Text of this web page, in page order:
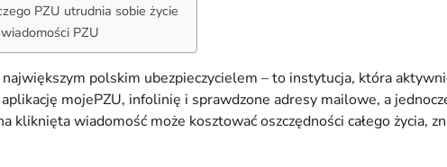
PZU utrudnia sobie życie
PZU
polskim ubezpieczycielem – to instytucja, która
mojePZU, infolinię i sprawdzone adresy mailowe, a
kliknięta wiadomość może kosztować oszczędności całego życia,